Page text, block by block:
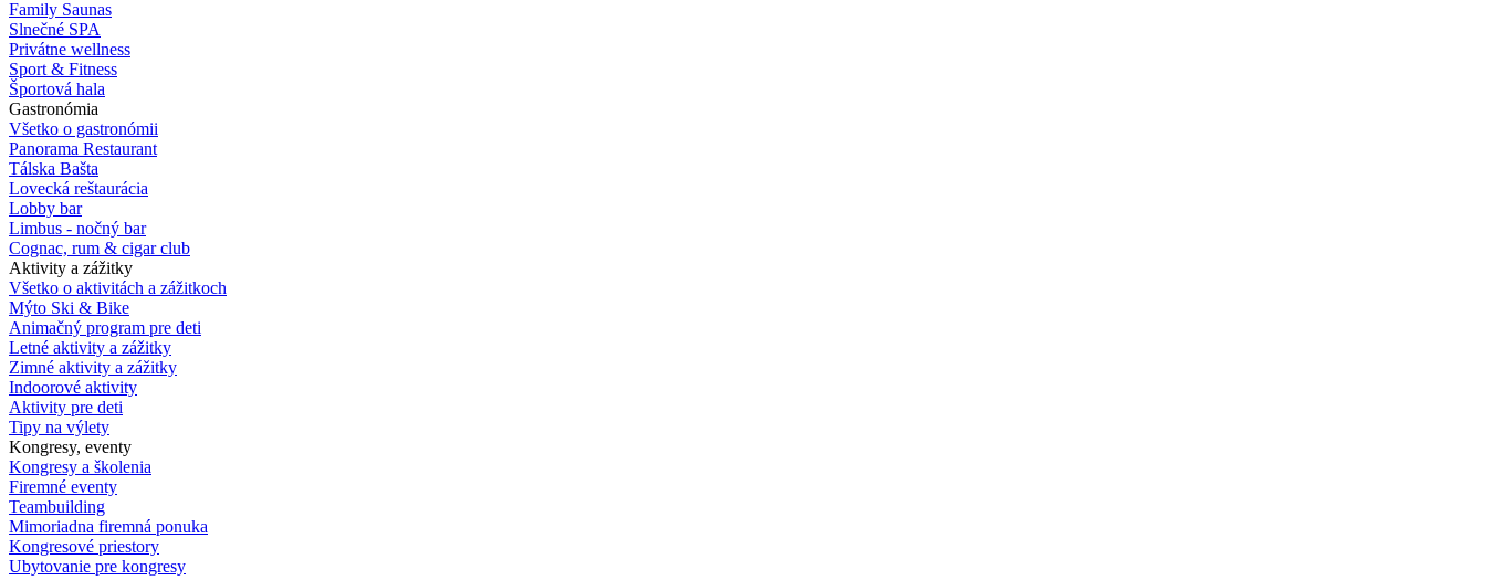
Family Saunas
Slnečné SPA
Privátne wellness
Sport & Fitness
Športová hala
Gastronómia
Všetko o gastronómii
Panorama Restaurant
Tálska Bašta
Lovecká reštaurácia
Lobby bar
Limbus - nočný bar
Cognac, rum & cigar club
Aktivity a zážitky
Všetko o aktivitách a zážitkoch
Mýto Ski & Bike
Animačný program pre deti
Letné aktivity a zážitky
Zimné aktivity a zážitky
Indoorové aktivity
Aktivity pre deti
Tipy na výlety
Kongresy, eventy
Kongresy a školenia
Firemné eventy
Teambuilding
Mimoriadna firemná ponuka
Kongresové priestory
Ubytovanie pre kongresy